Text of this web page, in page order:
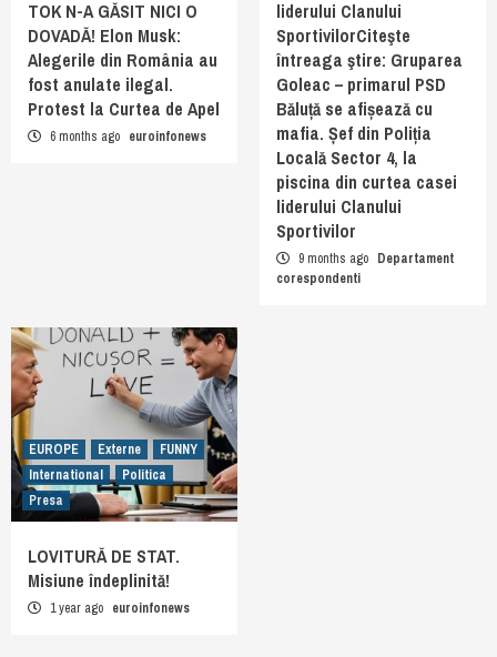
TOK N-A GĂSIT NICI O
DOVADĂ! Elon Musk:
Alegerile din România au
fost anulate ilegal.
Protest la Curtea de Apel
6 months ago euroinfonews
liderului Clanului
SportivilorCiteşte
întreaga ştire: Gruparea
Goleac – primarul PSD
Băluță se afișează cu
mafia. Șef din Poliția
Locală Sector 4, la
piscina din curtea casei
liderului Clanului
Sportivilor
9 months ago Departament
corespondenti
EUROPE Externe
FUNNY
International
Politica
Presa
LOVITURĂ DE STAT.
Misiune îndeplinită!
1 year ago euroinfonews